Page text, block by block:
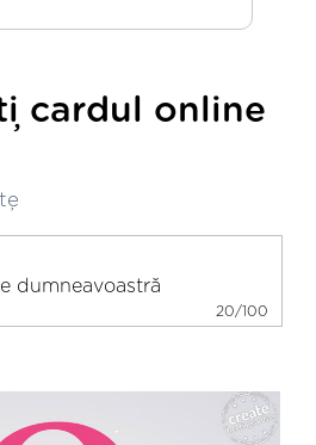
cardul online
20/100